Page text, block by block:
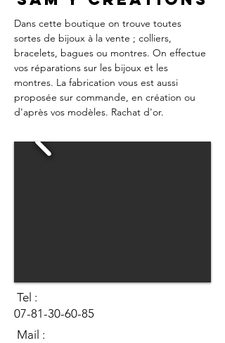
Dans cette boutique on trouve toutes
sortes de bijoux à la vente ; colliers,
bracelets, bagues ou montres. On effectue
vos réparations sur les bijoux et les
montres. La fabrication vous est aussi
proposée sur commande, en création ou
d'après vos modèles. Rachat d'or.
Tel :
07-81-30-60-85
Mail :